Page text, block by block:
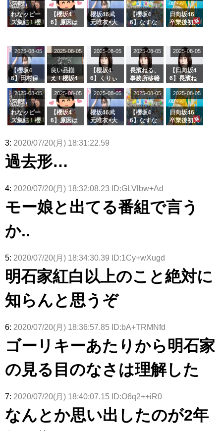
でいた理由
e or Brea
k』オフィ
シャルグッ
ズ絶賛販売
玉に取る大
沼晶保【く
りぃむナン
タラ】
ラーム所属
に。これで
事務所に所
属している
がこちら
れなッピー
ズ集結！櫻
理子、8/6
「ラヴィッ
ト！」水曜
スタジオ出
演決定
【櫻坂4
6】原因は
uddiesを
ざわつかせ
る...
櫻坂46武
元唯衣×大
カップお姉
さんに恐怖
【くりぃむ
ナンタラ】
【櫻坂4
6】なすな
2曲目っ
て...【ラヴ
ィット 東
京ドーム公
演】
日向坂46
卒業後初共
師匠オード
リー若林さ
んと再会し
た結果･･･
【激レアさ
きた。】
【櫻坂4
6】田村保
ージを脱い
でいた理由
2025-08-05
良い品揃
え！櫻坂4
グル『Mak
e or Brea
k』オフィ
シャルグッ
ズ絶賛販売
2025-08-05
【櫻坂4
6】くりぃ
の2人を手
玉に取る大
沼晶保【く
りぃむナン
タラ】
2025-08-05
長濱ねる、
事務所移籍
属を発表
2025-08-05
【日向坂4
6】長濱ね
ら移籍しフ
ラーム所属
に。これで
事務所に所
属している
2025-08-05
れなッピー
ズ集結！櫻
理子、8/6
「ラヴィッ
ト！」水曜
スタジオ出
2025-08-05
【櫻坂4
6】原因は
uddiesを
る...
2025-08-05
櫻坂46武
元唯衣×大
カップお姉
2025-08-05
【櫻坂4
6】なすな
2025-08-05
日向坂46
卒業後初共
2025-08-05
3: 2020/07/20(月) 18:31:22.59
過去形…
4: 2020/07/20(月) 18:32:08.23 ID:GLVlbw+Ad
モー娘と出てる番組で言う
か..
5: 2020/07/20(月) 18:34:30.39 ID:1Cy+wXugd
明石家紅白以上のこと絶対に
知らんと思うぞ
6: 2020/07/20(月) 18:36:57.85 ID:bA+TRMNfd
ゴーリキーあたりから明石家
の見る目のなさは理解した
7: 2020/07/20(月) 18:40:07.15 ID:O6q2++iR0
なんとか思い出したのが2年